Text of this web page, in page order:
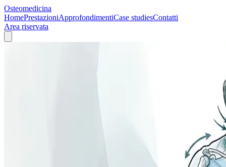
Osteomedicina
HomePrestazioniApprofondimentiCase studiesContatti
Area riservata